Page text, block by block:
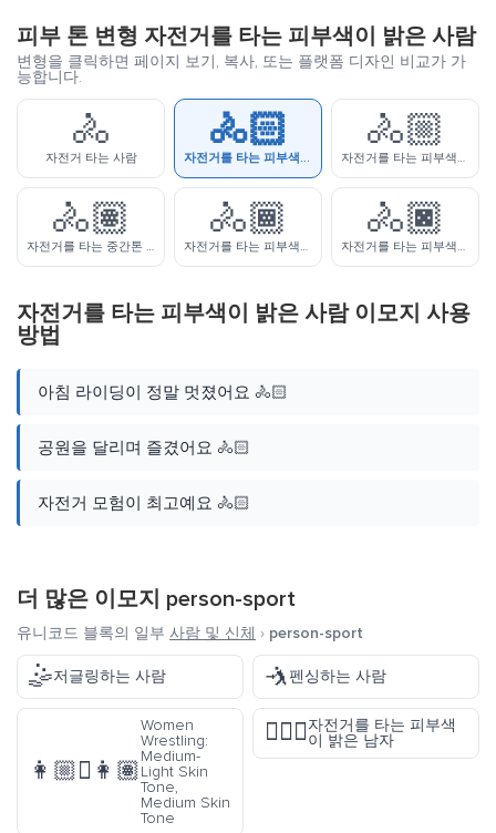
피부 톤 변형 자전거를 타는 피부색이 밝은 사람
변형을 클릭하면 페이지 보기, 복사, 또는 플랫폼 디자인 비교가 가
능합니다.
🚴
자전거 타는 사람
🚴🏻
자전거를 타는 피부색이 밝은 사람
🚴🏼
자전거를 타는 피부색이 약간 밝은 사람
🚴🏽
자전거를 타는 중간톤 피부색의 사람
🚴🏾
자전거를 타는 피부색이 약간 어두운 사람
🚴🏿
자전거를 타는 피부색이 어두운 사람
자전거를 타는 피부색이 밝은 사람 이모지 사용
방법
아침 라이딩이 정말 멋졌어요 🚴🏻
공원을 달리며 즐겼어요 🚴🏻
자전거 모험이 최고예요 🚴🏻
더 많은 이모지 person-sport
유니코드 블록의 일부 사람 및 신체 › person-sport
🤹저글링하는 사람 🤺펜싱하는 사람
👩🏼‍🫯‍👩🏽
Women
Wrestling:
Medium-
Light Skin
Tone,
Medium Skin
Tone
🚴🏻‍♂️자전거를 타는 피부색
이 밝은 남자